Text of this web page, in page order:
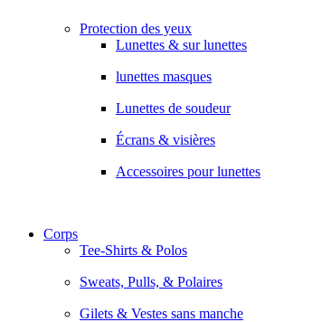
Protection des yeux
Lunettes & sur lunettes
lunettes masques
Lunettes de soudeur
Écrans & visières
Accessoires pour lunettes
Corps
Tee-Shirts & Polos
Sweats, Pulls, & Polaires
Gilets & Vestes sans manche